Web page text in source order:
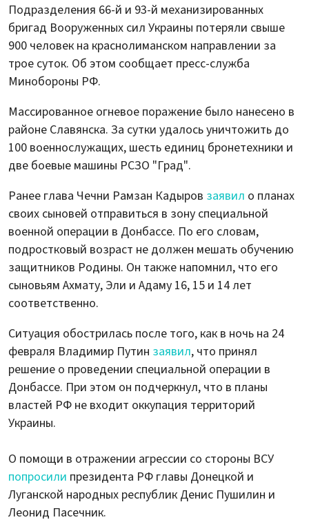
Подразделения 66-й и 93-й механизированных
бригад Вооруженных сил Украины потеряли свыше
900 человек на краснолиманском направлении за
трое суток. Об этом сообщает пресс-служба
Минобороны РФ.
Массированное огневое поражение было нанесено в
районе Славянска. За сутки удалось уничтожить до
100 военнослужащих, шесть единиц бронетехники и
две боевые машины РСЗО "Град".
Ранее глава Чечни Рамзан Кадыров заявил о планах
своих сыновей отправиться в зону специальной
военной операции в Донбассе. По его словам,
подростковый возраст не должен мешать обучению
защитников Родины. Он также напомнил, что его
сыновьям Ахмату, Эли и Адаму 16, 15 и 14 лет
соответственно.
Ситуация обострилась после того, как в ночь на 24
февраля Владимир Путин заявил, что принял
решение о проведении специальной операции в
Донбассе. При этом он подчеркнул, что в планы
властей РФ не входит оккупация территорий
Украины.
О помощи в отражении агрессии со стороны ВСУ
попросили президента РФ главы Донецкой и
Луганской народных республик Денис Пушилин и
Леонид Пасечник.